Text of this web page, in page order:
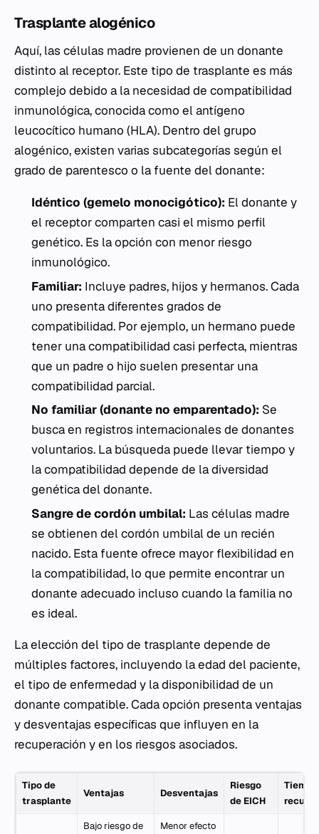
Trasplante alogénico
Aquí, las células madre provienen de un donante
distinto al receptor. Este tipo de trasplante es más
complejo debido a la necesidad de compatibilidad
inmunológica, conocida como el antígeno
leucocítico humano (HLA). Dentro del grupo
alogénico, existen varias subcategorías según el
grado de parentesco o la fuente del donante:
Idéntico (gemelo monocigótico): El donante y
el receptor comparten casi el mismo perfil
genético. Es la opción con menor riesgo
inmunológico.
Familiar: Incluye padres, hijos y hermanos. Cada
uno presenta diferentes grados de
compatibilidad. Por ejemplo, un hermano puede
tener una compatibilidad casi perfecta, mientras
que un padre o hijo suelen presentar una
compatibilidad parcial.
No familiar (donante no emparentado): Se
busca en registros internacionales de donantes
voluntarios. La búsqueda puede llevar tiempo y
la compatibilidad depende de la diversidad
genética del donante.
Sangre de cordón umbilal: Las células madre
se obtienen del cordón umbilal de un recién
nacido. Esta fuente ofrece mayor flexibilidad en
la compatibilidad, lo que permite encontrar un
donante adecuado incluso cuando la familia no
es ideal.
La elección del tipo de trasplante depende de
múltiples factores, incluyendo la edad del paciente,
el tipo de enfermedad y la disponibilidad de un
donante compatible. Cada opción presenta ventajas
y desventajas específicas que influyen en la
recuperación y en los riesgos asociados.
Tipo de
trasplante
Ventajas Desventajas
Riesgo
de EICH
Bajo riesgo de
Menor efecto